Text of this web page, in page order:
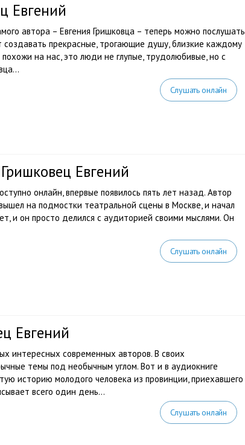
Евгений
автора – Евгения Гришковца – теперь можно послушать
создавать прекрасные, трогающие душу, близкие каждому
на нас, это люди не глупые, трудолюбивые, но с
Слушать онлайн
Евгений
онлайн, впервые появилось пять лет назад. Автор
на подмостки театральной сцены в Москве, и начал
и он просто делился с аудиторией своими мыслями. Он
Слушать онлайн
Евгений
интересных современных авторов. В своих
темы под необычным углом. Вот и в аудиокниге
историю молодого человека из провинции, приехавшего
всего один день...
Слушать онлайн